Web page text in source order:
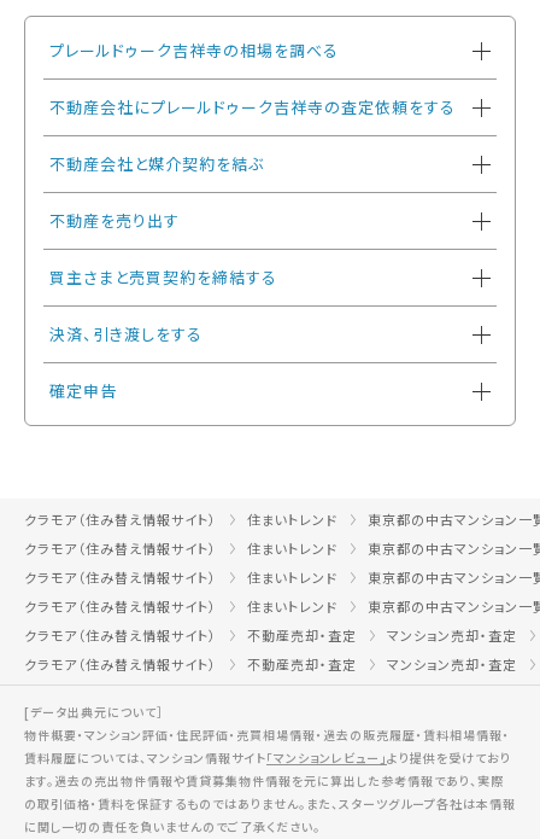
プレールドゥーク吉祥寺の相場を調べる
不動産会社にプレールドゥーク吉祥寺の査定依頼をする
不動産会社と媒介契約を結ぶ
不動産を売り出す
買主さまと売買契約を締結する
決済、引き渡しをする
確定申告
クラモア（住み替え情報サイト） 住まいトレンド
東京都の中古マンション一
クラモア（住み替え情報サイト）
住まいトレンド
東京都の中古マンション一
クラモア（住み替え情報サイト）
住まいトレンド
東京都の中古マンション一
クラモア（住み替え情報サイト）
住まいトレンド
東京都の中古マンション一
クラモア（住み替え情報サイト）
不動産売却・査定
マンション売却・査定
クラモア（住み替え情報サイト）
不動産売却・査定 マンション売却・査定
[データ出典元について］
物件概要・マンション評価・住民評価・売買相場情報・過去の販売履歴・賃料相場情報・
賃料履歴については、マンション情報サイト「マンションレビュー」より提供を受けており
ます。過去の売出物件情報や賃貸募集物件情報を元に算出した参考情報であり、実際
の取引価格・賃料を保証するものではありません。また、スターツグループ各社は本情報
に関し一切の責任を負いませんのでご了承ください。